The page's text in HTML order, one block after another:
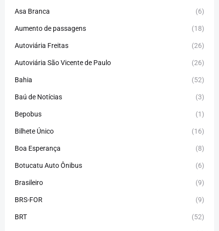
Asa Branca (6)
Aumento de passagens (18)
Autoviária Freitas (26)
Autoviária São Vicente de Paulo (26)
Bahia (52)
Baú de Notícias (3)
Bepobus (1)
Bilhete Único (16)
Boa Esperança (8)
Botucatu Auto Ônibus (6)
Brasileiro (9)
BRS-FOR (9)
BRT (52)